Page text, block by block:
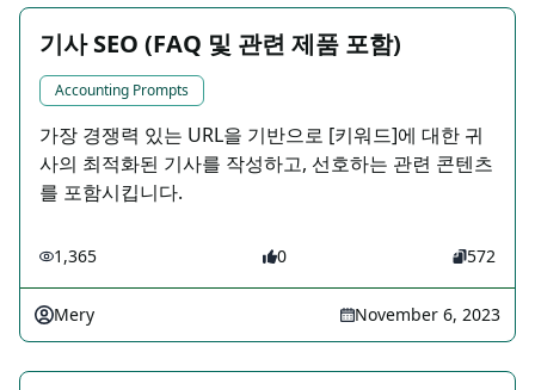
기사 SEO (FAQ 및 관련 제품 포함)
Accounting Prompts
가장 경쟁력 있는 URL을 기반으로 [키워드]에 대한 귀
사의 최적화된 기사를 작성하고, 선호하는 관련 콘텐츠
를 포함시킵니다.
1,365 0 572
Mery November 6, 2023